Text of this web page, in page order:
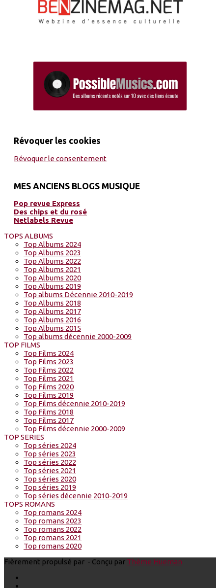
Révoquer les cookies
Révoquer le consentement
MES ANCIENS BLOGS MUSIQUE
Pop revue Express
Des chips et du rosé
Netlabels Revue
TOPS ALBUMS
Top Albums 2024
Top Albums 2023
Top Albums 2022
Top Albums 2021
Top Albums 2020
Top Albums 2019
Top albums Décennie 2010-2019
Top Albums 2018
Top Albums 2017
Top Albums 2016
Top Albums 2015
Top albums décennie 2000-2009
TOP FILMS
Top Films 2024
Top Films 2023
Top Films 2022
Top Films 2021
Top Films 2020
Top Films 2019
Top Films décennie 2010-2019
Top Films 2018
Top Films 2017
Top Films décennie 2000-2009
TOP SERIES
Top séries 2024
Top séries 2023
Top séries 2022
Top séries 2021
Top séries 2020
Top séries 2019
Top séries décennie 2010-2019
TOPS ROMANS
Top romans 2024
Top romans 2023
Top romans 2022
Top romans 2021
Top romans 2020
Fièrement propulsé par - Conçu par Thème Hueman